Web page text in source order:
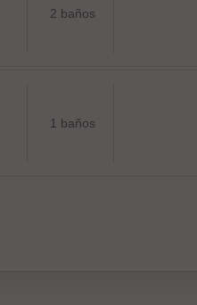
2 baños
1 baños